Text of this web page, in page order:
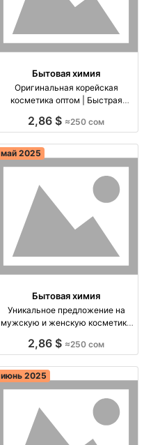
Бытовая химия
Оригинальная корейская
косметика оптом | Быстрая
косметика оптом и в розницу,
2,86 $ ≈250 сом
май 2025
Бытовая химия
Уникальное предложение на
мужскую и женскую косметику
вкус Дезодоранты Ban для
доставка по СНГ!
2,86 $ ≈250 сом
июнь 2025